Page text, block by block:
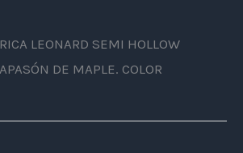
LEONARD SEMI HOLLOW
DE MAPLE. COLOR